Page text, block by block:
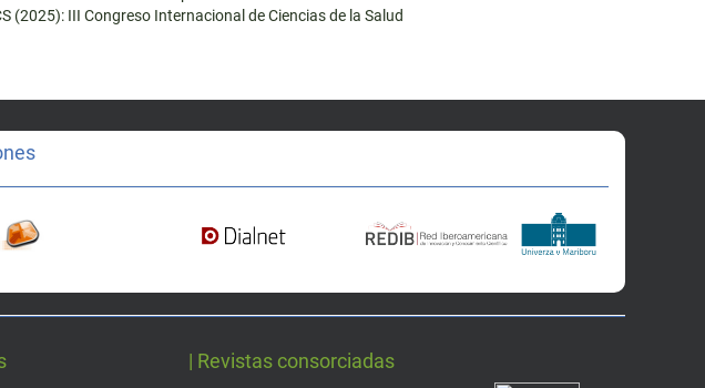
(2025): III Congreso Internacional de Ciencias de la Salud
| Revistas consorciadas